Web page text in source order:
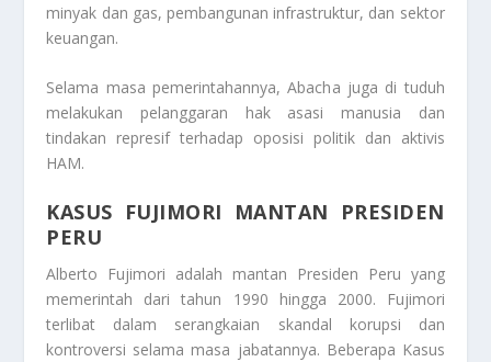
minyak dan gas, pembangunan infrastruktur, dan sektor
keuangan.
Selama masa pemerintahannya, Abacha juga di tuduh
melakukan pelanggaran hak asasi manusia dan
tindakan represif terhadap oposisi politik dan aktivis
HAM.
KASUS FUJIMORI MANTAN PRESIDEN
PERU
Alberto Fujimori adalah mantan Presiden Peru yang
memerintah dari tahun 1990 hingga 2000. Fujimori
terlibat dalam serangkaian skandal korupsi dan
kontroversi selama masa jabatannya. Beberapa Kasus